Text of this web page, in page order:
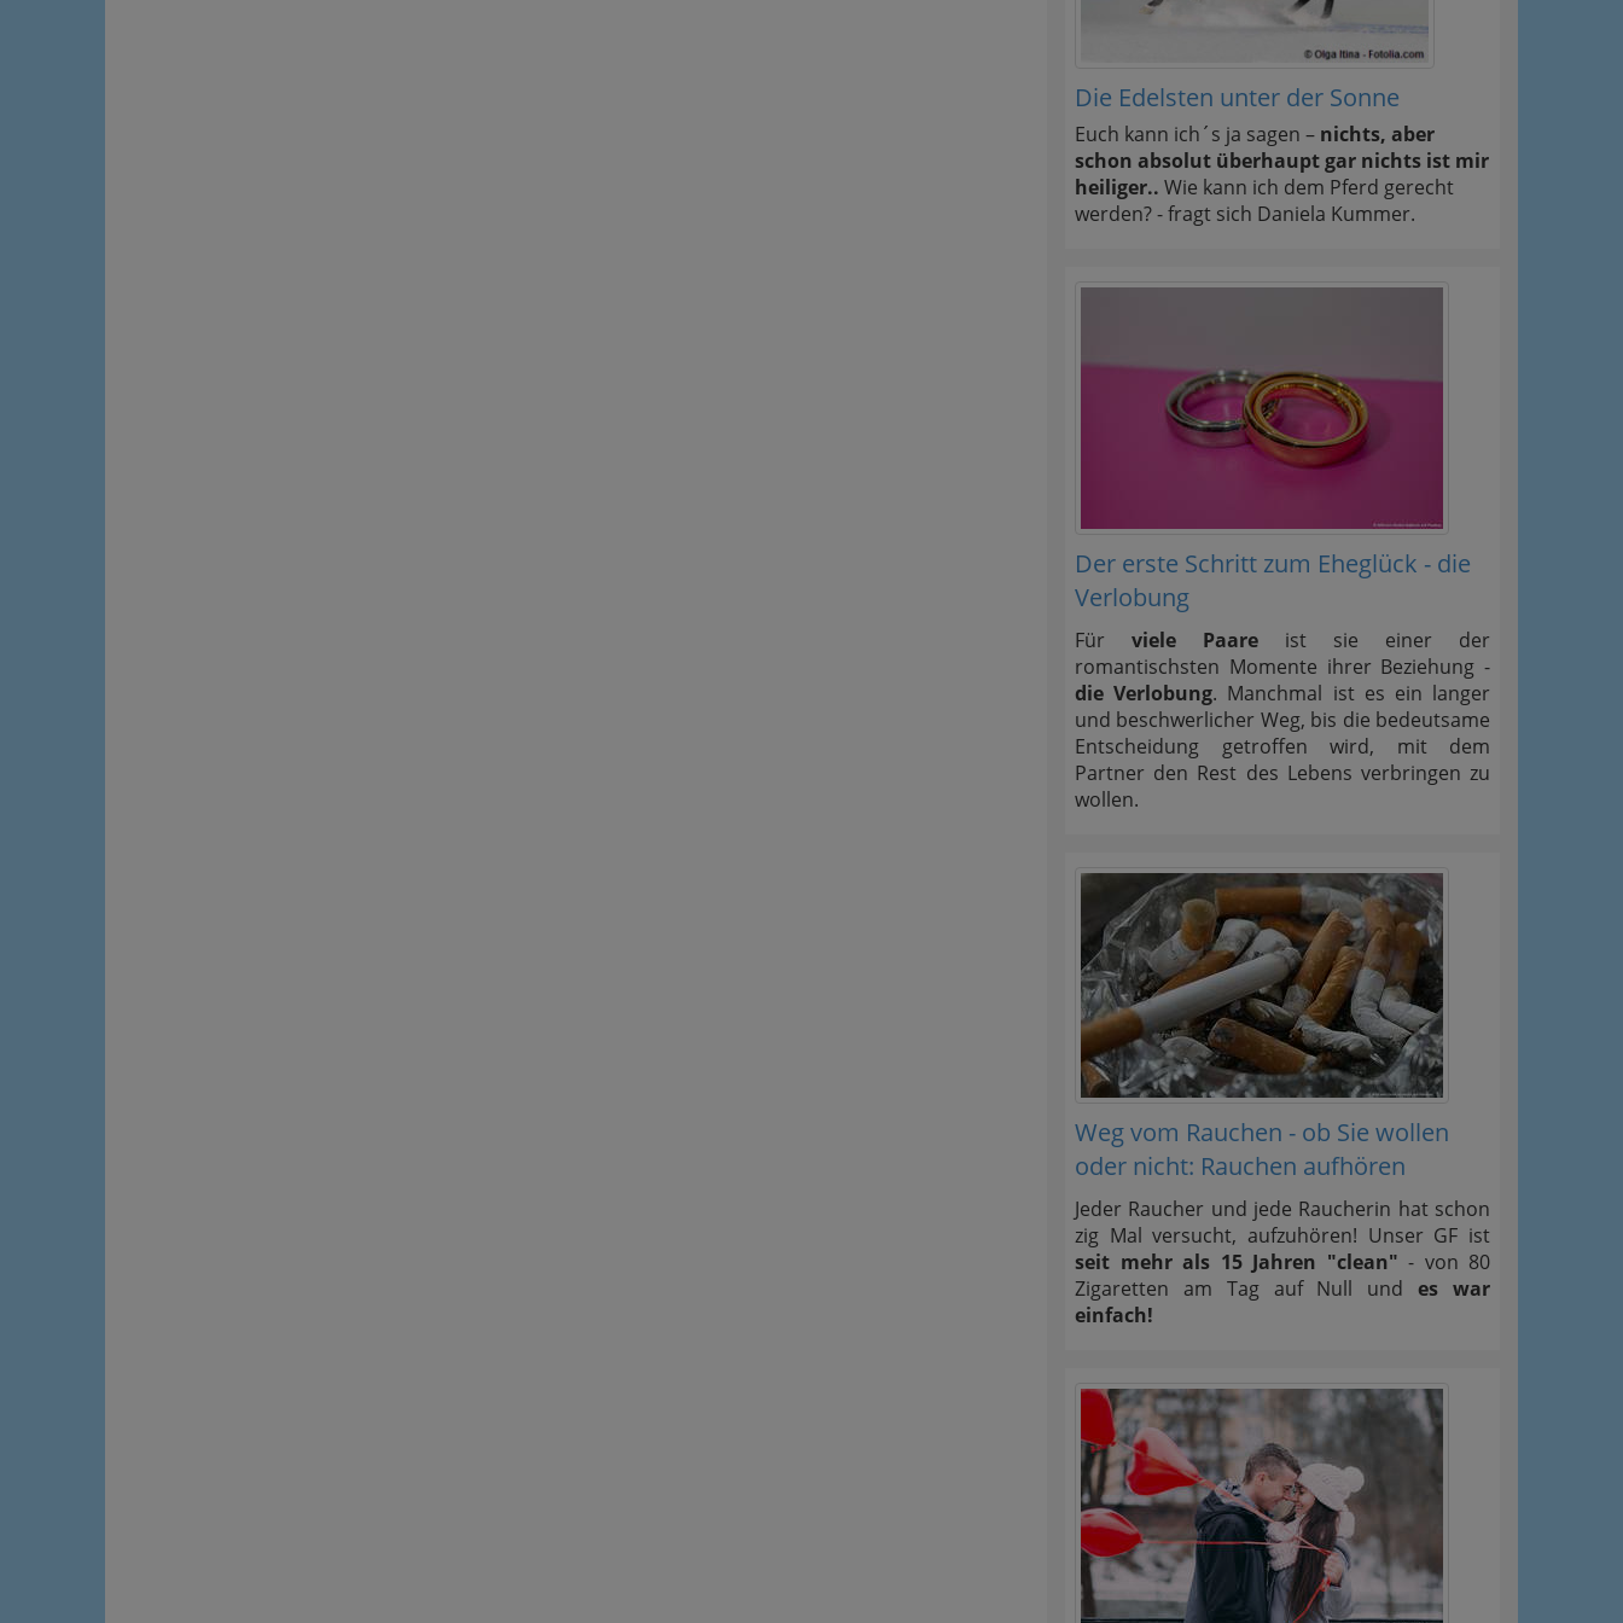
Die Edelsten unter der Sonne
Euch kann ich´s ja sagen – nichts, aber
schon absolut überhaupt gar nichts ist mir
heiliger.. Wie kann ich dem Pferd gerecht
werden? - fragt sich Daniela Kummer.
Der erste Schritt zum Eheglück - die
Verlobung
Für viele Paare ist sie einer der
romantischsten Momente ihrer Beziehung -
die Verlobung. Manchmal ist es ein langer
und beschwerlicher Weg, bis die bedeutsame
Entscheidung getroffen wird, mit dem
Partner den Rest des Lebens verbringen zu
wollen.
Weg vom Rauchen - ob Sie wollen
oder nicht: Rauchen aufhören
Jeder Raucher und jede Raucherin hat schon
zig Mal versucht, aufzuhören! Unser GF ist
seit mehr als 15 Jahren "clean" - von 80
Zigaretten am Tag auf Null undes war
einfach!